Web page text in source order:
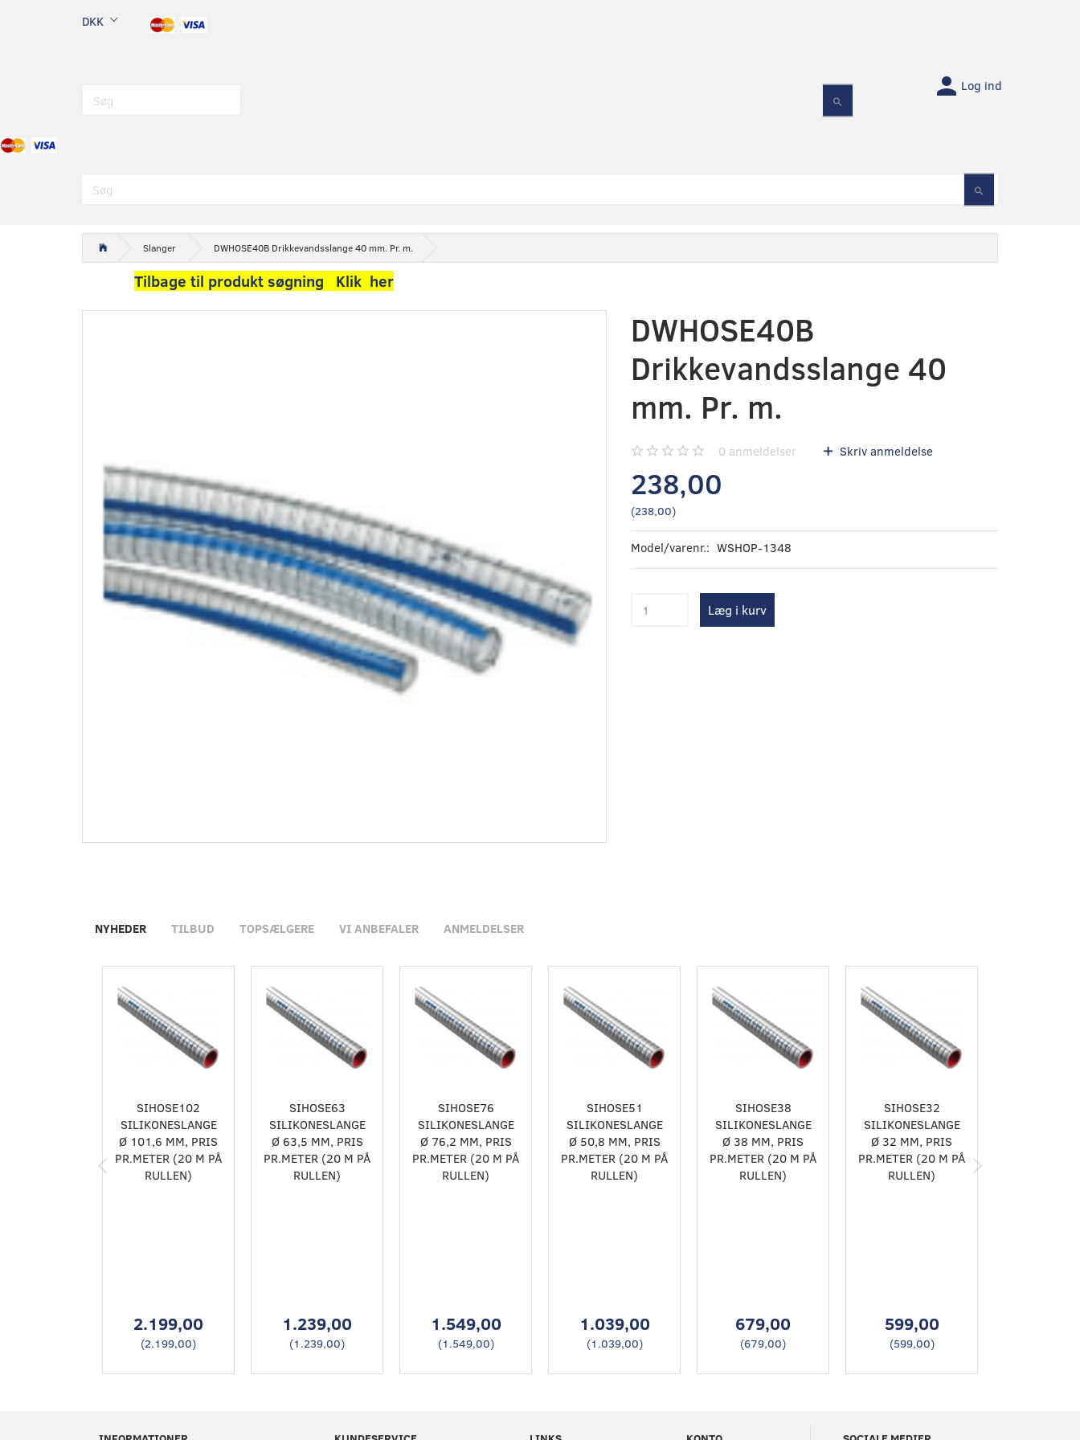
DKK
Log ind
Slanger DWHOSE40B Drikkevandsslange 40 mm. Pr. m.
Tilbage til produkt søgning Klik her
DWHOSE40B
Drikkevandsslange 40
mm. Pr. m.
0 anmeldelser Skriv anmeldelse
238,00
(238,00)
Model/varenr.: WSHOP-1348
Læg i kurv
NYHEDER TILBUD TOPSÆLGERE VI ANBEFALER ANMELDELSER
SIHOSE102
SILIKONESLANGE
Ø 101,6 MM, PRIS
PR.METER (20 M PÅ
RULLEN)
2.199,00
(2.199,00)
SIHOSE63
SILIKONESLANGE
Ø 63,5 MM, PRIS
PR.METER (20 M PÅ
RULLEN)
1.239,00
(1.239,00)
SIHOSE76
SILIKONESLANGE
Ø 76,2 MM, PRIS
PR.METER (20 M PÅ
RULLEN)
1.549,00
(1.549,00)
SIHOSE51
SILIKONESLANGE
Ø 50,8 MM, PRIS
PR.METER (20 M PÅ
RULLEN)
1.039,00
(1.039,00)
SIHOSE38
SILIKONESLANGE
Ø 38 MM, PRIS
PR.METER (20 M PÅ
RULLEN)
679,00
(679,00)
SIHOSE32
SILIKONESLANGE
Ø 32 MM, PRIS
PR.METER (20 M PÅ
RULLEN)
599,00
(599,00)